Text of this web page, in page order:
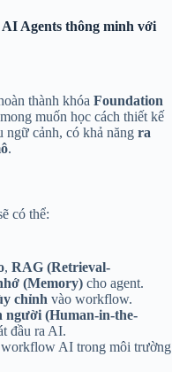
Agents thông minh với
thành khóa Foundation
muốn học cách thiết kế
ngữ cảnh, có khả năng ra
.
có thể:
, RAG (Retrieval-
(Memory) cho agent.
chỉnh vào workflow.
người (Human-in-the-
đầu ra AI.
workflow AI trong môi trường